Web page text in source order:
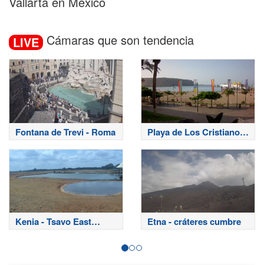
LIVE Cámaras que son tendencia
Fontana de Trevi - Roma
Playa de Los Cristianos
- Tenerife
Kenia - Tsavo East
National Park
Etna - cráteres cumbre